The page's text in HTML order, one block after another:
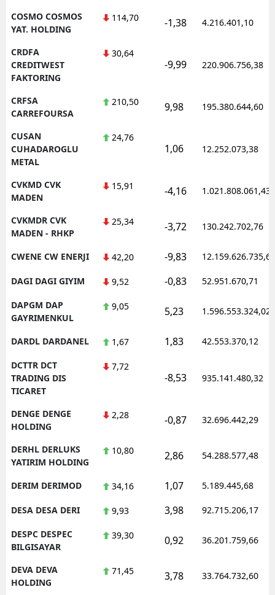
COSMO COSMOS
YAT. HOLDING
114,70 -1,38 4.216.401,10
CRDFA
CREDITWEST
FAKTORING
30,64
-9,99 220.906.756,38
CRFSA
CARREFOURSA
210,50 9,98 195.380.644,60
CUSAN
CUHADAROGLU
METAL
24,76
1,06 12.252.073,38
CVKMD CVK
MADEN
15,91 -4,16 1.021.808.061,43
CVKMDR CVK
MADEN - RHKP
25,34 -3,72 130.242.702,76
CWENE CW ENERJI 42,20 -9,83 12.159.626.735,62
DAGI DAGI GIYIM 9,52 -0,83 52.951.670,71
DAPGM DAP
GAYRIMENKUL
9,05 5,23 1.596.553.324,02
DARDL DARDANEL 1,67 1,83 42.553.370,12
DCTTR DCT
TRADING DIS
TICARET
7,72
-8,53 935.141.480,32
DENGE DENGE
HOLDING
2,28 -0,87 32.696.442,29
DERHL DERLUKS
YATIRIM HOLDING
10,80 2,86 54.288.577,48
DERIM DERIMOD 34,16 1,07 5.189.445,68
DESA DESA DERI 9,93 3,98 92.715.206,17
DESPC DESPEC
BILGISAYAR
39,30 0,92 36.201.759,66
DEVA DEVA
HOLDING
71,45 3,78 33.764.732,60